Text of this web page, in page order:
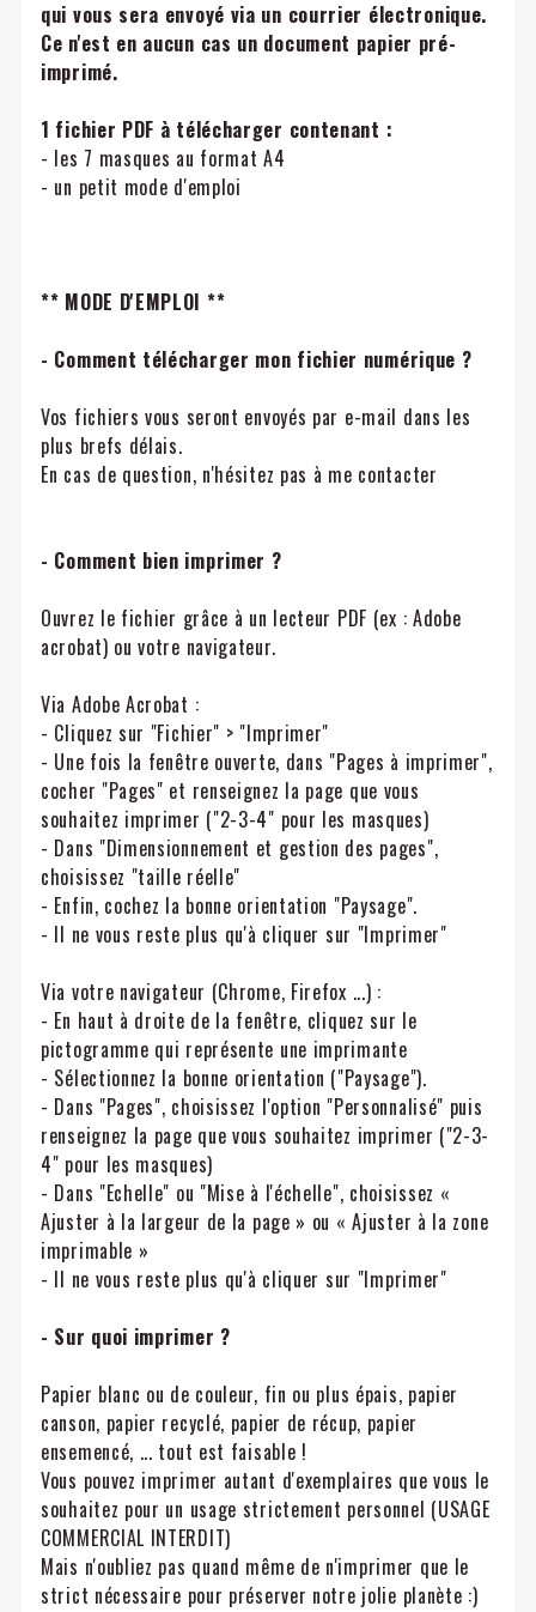
qui vous sera envoyé via un courrier électronique.
Ce n'est en aucun cas un document papier pré-
imprimé.
1 fichier PDF à télécharger contenant :
- les 7 masques au format A4
- un petit mode d'emploi
** MODE D'EMPLOI **
- Comment télécharger mon fichier numérique ?
Vos fichiers vous seront envoyés par e-mail dans les
plus brefs délais.
En cas de question, n'hésitez pas à me contacter
- Comment bien imprimer ?
Ouvrez le fichier grâce à un lecteur PDF (ex : Adobe
acrobat) ou votre navigateur.
Via Adobe Acrobat :
- Cliquez sur "Fichier" > "Imprimer"
- Une fois la fenêtre ouverte, dans "Pages à imprimer",
cocher "Pages" et renseignez la page que vous
souhaitez imprimer ("2-3-4" pour les masques)
- Dans "Dimensionnement et gestion des pages",
choisissez "taille réelle"
- Enfin, cochez la bonne orientation "Paysage".
- Il ne vous reste plus qu'à cliquer sur "Imprimer"
Via votre navigateur (Chrome, Firefox ...) :
- En haut à droite de la fenêtre, cliquez sur le
pictogramme qui représente une imprimante
- Sélectionnez la bonne orientation ("Paysage").
- Dans "Pages", choisissez l'option "Personnalisé" puis
renseignez la page que vous souhaitez imprimer ("2-3-
4" pour les masques)
- Dans "Echelle" ou "Mise à l'échelle", choisissez «
Ajuster à la largeur de la page » ou « Ajuster à la zone
imprimable »
- Il ne vous reste plus qu'à cliquer sur "Imprimer"
- Sur quoi imprimer ?
Papier blanc ou de couleur, fin ou plus épais, papier
canson, papier recyclé, papier de récup, papier
ensemencé, ... tout est faisable !
Vous pouvez imprimer autant d'exemplaires que vous le
souhaitez pour un usage strictement personnel (USAGE
COMMERCIAL INTERDIT)
Mais n'oubliez pas quand même de n'imprimer que le
strict nécessaire pour préserver notre jolie planète :)